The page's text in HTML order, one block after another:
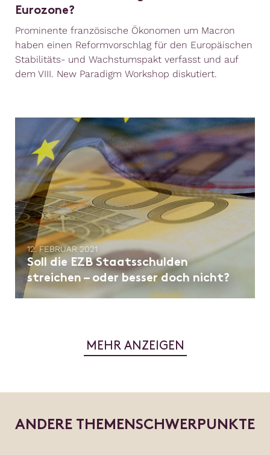
Eurozone?
Prominente französische Ökonomen um Macron
haben einen Reformvorschlag für den Europäischen
Stabilitäts- und Wachstumspakt verfasst und auf
dem VIII. New Paradigm Workshop diskutiert.
12. FEBRUAR 2021
Soll die EZB Staatsschulden
streichen – oder besser doch nicht?
MEHR ANZEIGEN
ANDERE THEMENSCHWERPUNKTE